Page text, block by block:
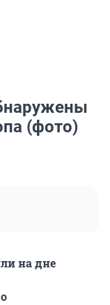
(фото)
на дне